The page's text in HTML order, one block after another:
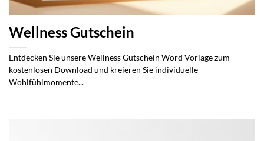
Wellness Gutschein
Entdecken Sie unsere Wellness Gutschein Word Vorlage zum
kostenlosen Download und kreieren Sie individuelle
Wohlfühlmomente...